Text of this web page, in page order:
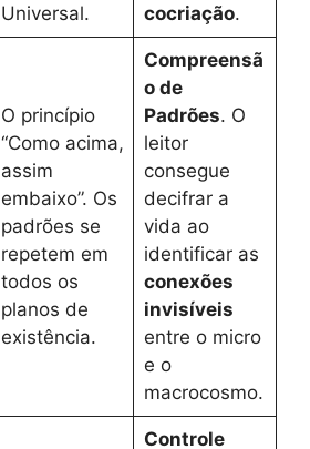
Universal.
cocriação.
O princípio
“Como acima,
assim
embaixo”. Os
padrões se
repetem em
todos os
planos de
existência.
Compreensã
o de
Padrões. O
leitor
consegue
decifrar a
vida ao
identificar as
conexões
invisíveis
entre o micro
e o
macrocosmo.
Controle